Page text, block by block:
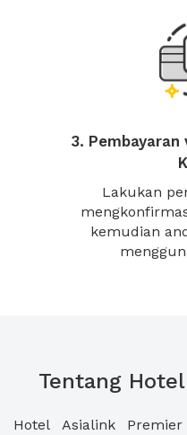
3.
Lakukan
kemudian
Tentang
Hotel Asialink Premier
merupakan penyedia